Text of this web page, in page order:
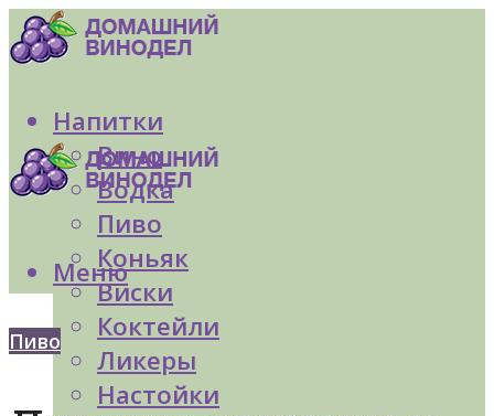
Напитки
Вино
Водка
Пиво
Коньяк
Виски
Коктейли
Ликеры
Настойки
Меню
Пиво